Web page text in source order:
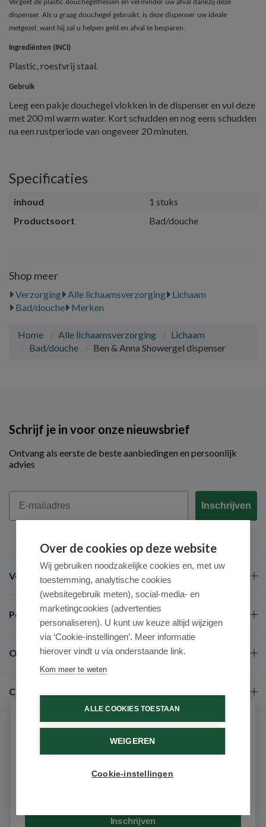
Vergeet de plastic douchegelflessen en verminder uw afval dankzij deze
dispenser. Als u graag douchegel gebruikt, is deze dispenser uw ideale
metgezel, want hij zal u helpen geld en afval te besparen.
Ingrediënten (INCI)
Plastic, roestvrij staal.
Gebruik
Leeg een pakje douchegel vlokken in de dispenser en vul deze
met 200 ml warm water. Kort schudden en nog eens schudden
na een rustperiode van ongeveer 20 minuten.
Specificaties
inhoud
1 stuks
Productsoort
Bad/douche
Shop meer
Verzorging Alle lichaamsverzorging
Lichaam
Bad/douche
Merken
Home Alle lichaamsverzorging
Lichaam
Bad/douche
Ben & Anna Showergel dispenser
Schrijf je in voor onze nieuwsbrief
Ontvang als eerste de beste aanbiedingen en persoonlijk
advies
Email
Inschrijven
Veel gestelde vragen
Populaire merken
Over ons
Contact
9.6 / 10 (531 beoordelingen)
Schrijf je in voor onze nieuwsbrief
Ontvang als eerste de beste aanbiedingen en persoonlijk
advies
Inschrijven
Over de cookies op deze website
Wij gebruiken noodzakelijke cookies en, met uw
toestemming, analytische cookies
(websitegebruik meten), social-media- en
marketingcookies (advertenties
personaliseren). U kunt uw keuze altijd wijzigen
via ‘Cookie-instellingen’. Meer informatie
hierover vindt u via onderstaande link.
Kom meer te weten
ALLE COOKIES TOESTAAN
WEIGEREN
Cookie-instellingen